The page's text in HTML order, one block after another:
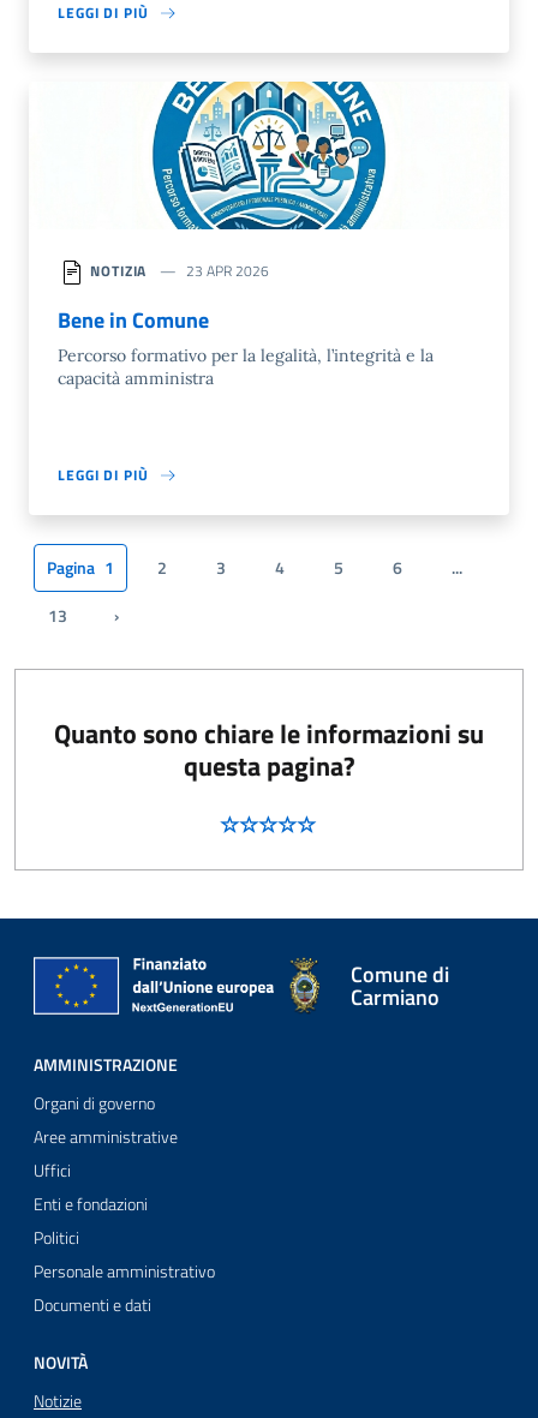
LEGGI DI PIÙ
NOTIZIA 23 APR 2026
Bene in Comune
Percorso formativo per la legalità, l’integrità e la
capacità amministra
LEGGI DI PIÙ
Pagina 1 2 3 4 5 6
...
13
Pagina successiva
›
Quanto sono chiare le informazioni su
questa pagina?
Comune di
Carmiano
AMMINISTRAZIONE
Organi di governo
Aree amministrative
Uffici
Enti e fondazioni
Politici
Personale amministrativo
Documenti e dati
NOVITÀ
Notizie